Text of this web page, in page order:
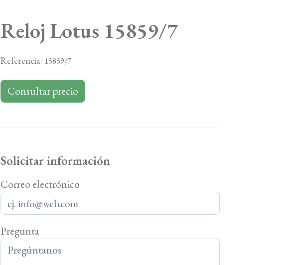
Reloj Lotus 15859/7
Referencia: 15859/7
Consultar precio
Solicitar información
Correo electrónico
Pregunta